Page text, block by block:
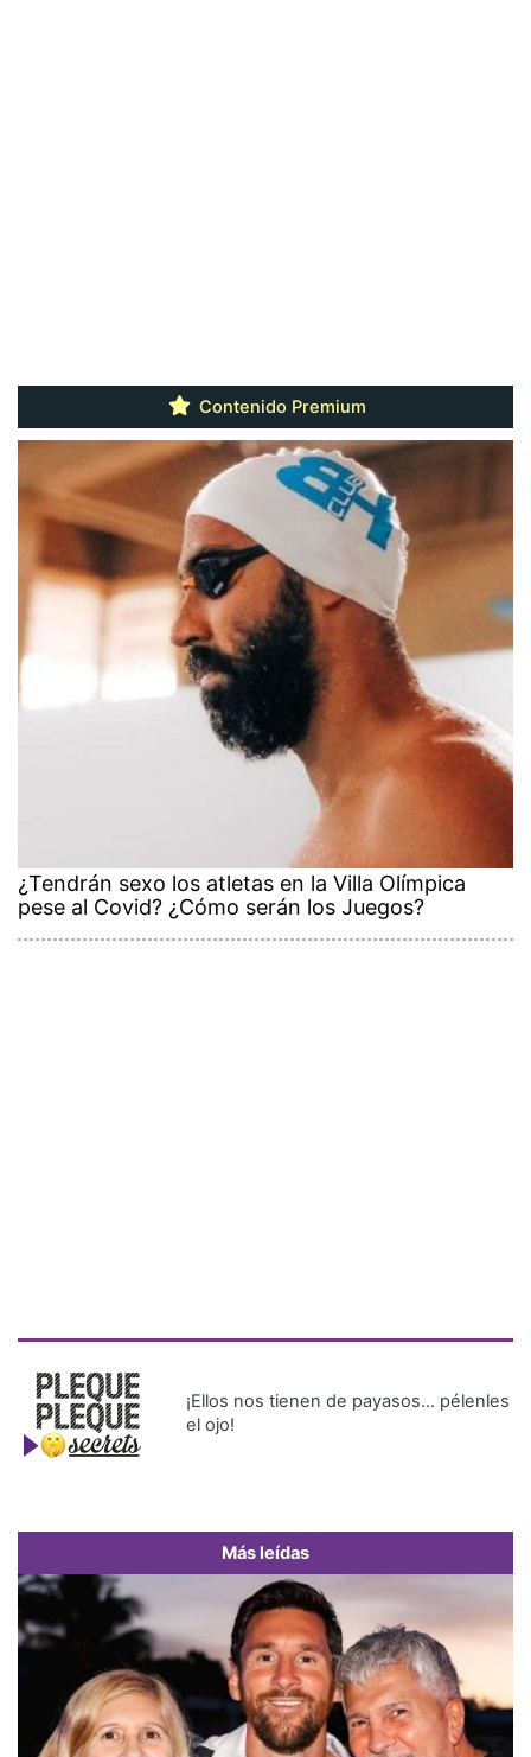
Contenido Premium
¿Tendrán sexo los atletas en la Villa Olímpica
pese al Covid? ¿Cómo serán los Juegos?
¡Ellos nos tienen de payasos… pélenles
el ojo!
Más leídas